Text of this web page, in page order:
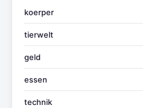
koerper
tierwelt
geld
essen
technik